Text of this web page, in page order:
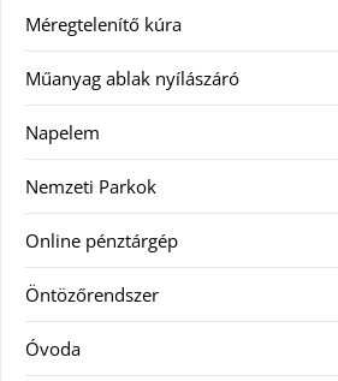
Méregtelenítő kúra
Műanyag ablak nyílászáró
Napelem
Nemzeti Parkok
Online pénztárgép
Öntözőrendszer
Óvoda